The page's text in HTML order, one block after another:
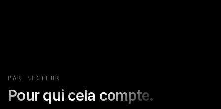
PAR SECTEUR
Pour qui cela compte.